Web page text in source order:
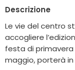
Descrizione
Le vie del centro
accogliere
festa di primavera
maggio, porterà